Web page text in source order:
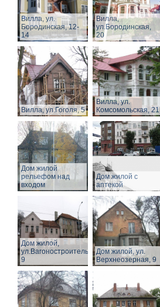
Вилла, ул.
Бородинская, 12-
14
Вилла,
ул.Бородинская,
20
Вилла, ул.Гоголя, 5
Вилла, ул.
Комсомольская, 21
Дом жилой
рельефом над
входом
Дом жилой с
аптекой
Дом жилой,
ул.Вагоностроительная,
9
Дом жилой, ул.
Верхнеозерная, 9